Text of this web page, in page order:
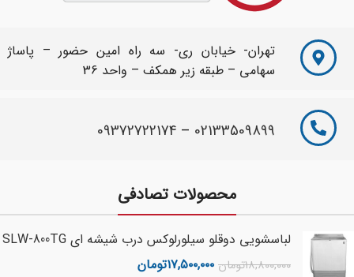
تهران- خیابان ری- سه راه امین حضور – پاساژ
سهامی – طبقه زیر همکف – واحد 36
02133509899
–
09372722174
محصولات تصادفی
لباسشویی دوقلو سیلورلوکس درب شیشه ای SLW-800TG
۱۸,۸۰۰,۰۰۰تومان ۱۷,۵۰۰,۰۰۰تومان